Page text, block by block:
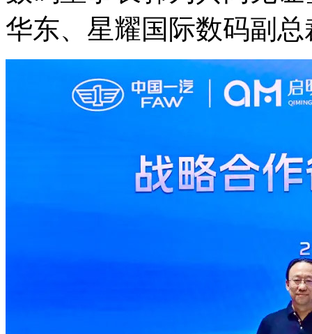
华东、星耀国际数码副